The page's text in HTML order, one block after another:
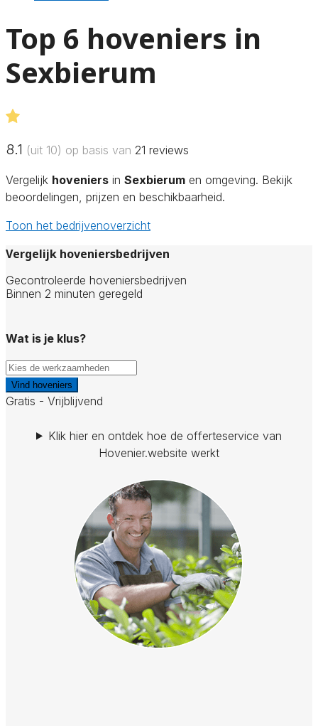
Top 6 hoveniers in
Sexbierum
8.1 (uit 10) op basis van 21 reviews
Vergelijk hoveniers in Sexbierum en omgeving. Bekijk
beoordelingen, prijzen en beschikbaarheid.
Toon het bedrijvenoverzicht
Vergelijk hoveniersbedrijven
Gecontroleerde hoveniersbedrijven
Binnen 2 minuten geregeld
Wat is je klus?
Vind hoveniers
Gratis - Vrijblijvend
Klik hier en ontdek hoe de offerteservice van
Hovenier.website werkt